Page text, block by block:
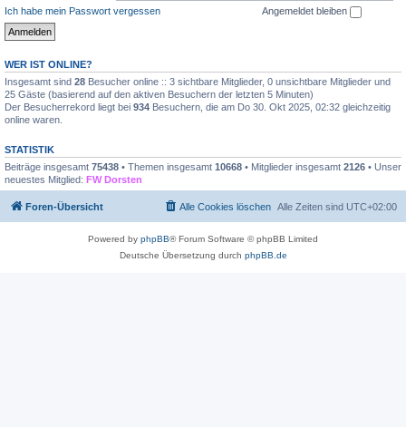
Ich habe mein Passwort vergessen
Angemeldet bleiben
WER IST ONLINE?
Insgesamt sind 28 Besucher online :: 3 sichtbare Mitglieder, 0 unsichtbare Mitglieder und
25 Gäste (basierend auf den aktiven Besuchern der letzten 5 Minuten)
Der Besucherrekord liegt bei 934 Besuchern, die am Do 30. Okt 2025, 02:32 gleichzeitig
online waren.
STATISTIK
Beiträge insgesamt 75438 • Themen insgesamt 10668 • Mitglieder insgesamt 2126 • Unser
neuestes Mitglied: FW Dorsten
Foren-Übersicht Alle Zeiten sind UTC+02:00
Alle Cookies löschen
Powered by phpBB® Forum Software © phpBB Limited
Deutsche Übersetzung durch phpBB.de